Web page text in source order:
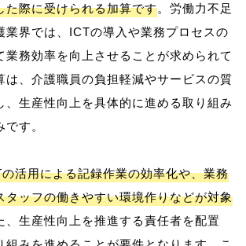
た際に受けられる加算です。労働力不足
業界では、ICTの導入や業務プロセスの
業務効率を向上させることが求められて
は、介護職員の負担軽減やサービスの質
、生産性向上を具体的に進める取り組み
す。
活用による記録作業の効率化や、業務
タッフの働きやすい環境作りなどが対象
、生産性向上を推進する責任者を配置